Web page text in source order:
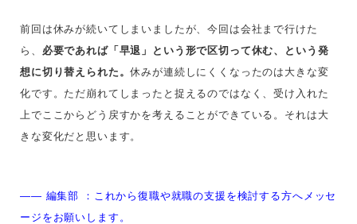
前回は休みが続いてしまいましたが、今回は会社まで行けた
ら、 必要であれば「早退」という形で区切って休む、という発
想に切り替えられた。休みが連続しにくくなったのは大きな変
化です。ただ崩れてしまったと捉えるのではなく、受け入れた
上でここからどう戻すかを考えることができている。それは大
きな変化だと思います。
—— 編集部 ： これから復職や就職の支援を検討する方へメッセ
ージをお願いします。